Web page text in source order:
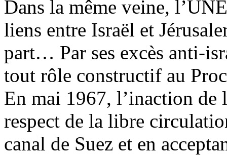
Dans la même veine,
liens entre Israël et
part… Par ses excès anti-
tout rôle constructif au
En mai 1967, l’inaction de
respect de la libre
canal de Suez et en